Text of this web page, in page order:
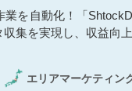
業を自動化！「
集を実現し、収益向上
エリアマーケティン